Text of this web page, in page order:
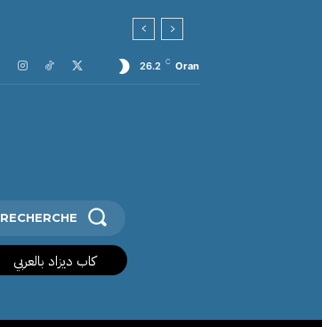
26.2 C Oran
RECHERCHE
كاب ديزاد بالعربي